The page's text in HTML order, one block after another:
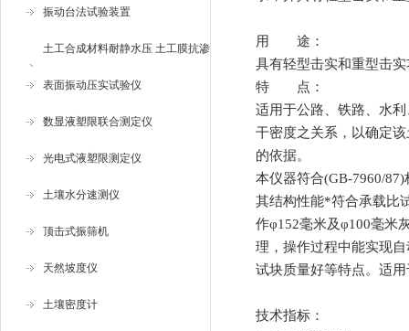
振动台法试验装置
土工合成材料耐静水压 土工膜抗渗
仪
表面振动压实试验仪
数显液塑限联合测定仪
光电式液塑限测定仪
土壤水分速测仪
顶击式振筛机
天然坡度仪
土壤密度计
用 途：
具有轻型击实和重型击
特 点：
适用于公路、铁路、水
干密度之关系，以确定
的依据。
本仪器符合(GB-7960/87)
其结构性能*符合承载比
作φ152毫米及φ100毫米
理，操作过程中能实现
试块质量好等特点。适
技术指标：